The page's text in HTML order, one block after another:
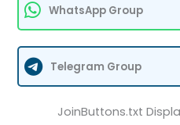
WhatsApp Group
Telegram Group
JoinButtons.txt